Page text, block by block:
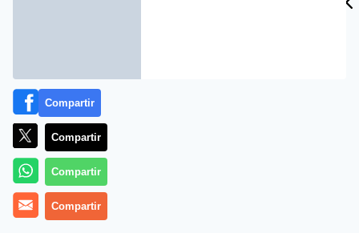
Compartir
Compartir
Compartir
Compartir